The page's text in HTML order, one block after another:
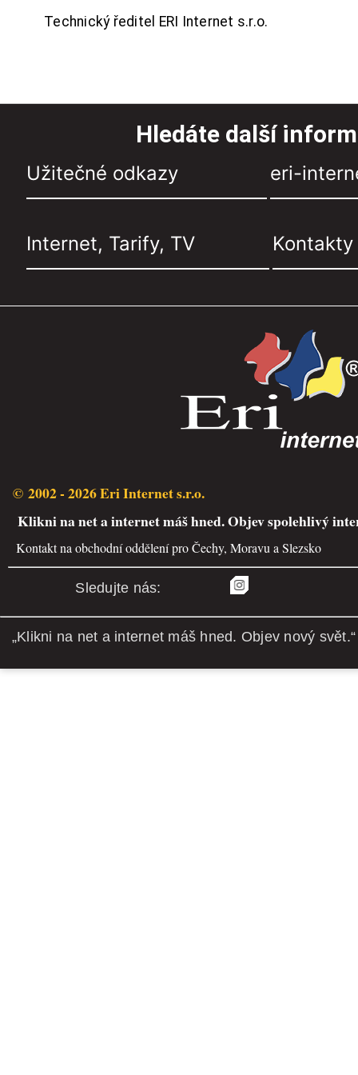
Technický ředitel ERI Internet s.r.o.
Hledáte další
Užitečné odkazy eri-
Internet, Tarify, TV Kontakty
© 2002 - 2026 Eri Internet s.r.o.
Klikni na net a internet máš hned. Objev spolehlivý
Kontakt na obchodní oddělení pro Čechy, Moravu a Slezsko
Sledujte nás:
„Klikni na net a internet máš hned. Objev nový svět.“